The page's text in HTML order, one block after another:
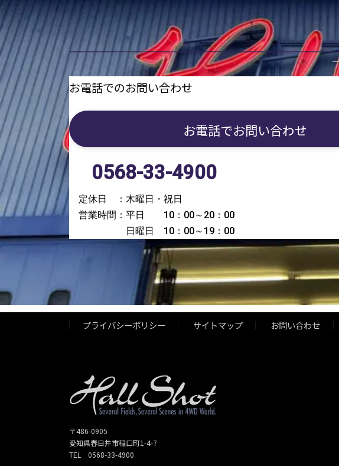
お電話でのお問い合わせ
お電話でお問い合わせ
0568-33-4900
定休日 ：木曜日・祝日
営業時間：平日 10：00～20：00
日曜日 10：00～19：00
プライバシーポリシー サイトマップ お問い合わせ
〒486-0905
愛知県春日井市稲口町1-4-7
TEL 0568-33-4900